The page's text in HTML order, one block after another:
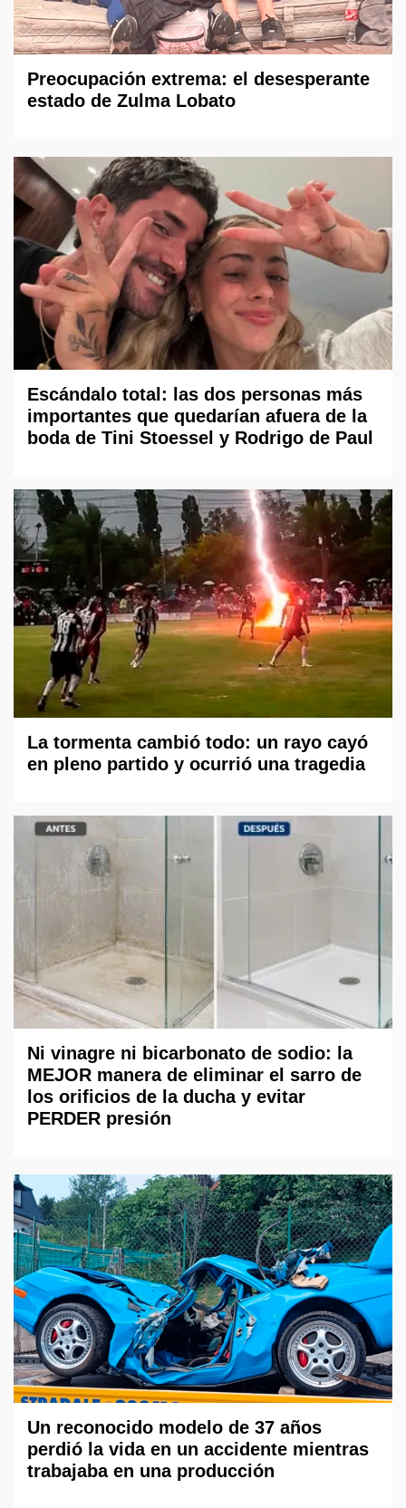
Preocupación extrema: el desesperante
estado de Zulma Lobato
Escándalo total: las dos personas más
importantes que quedarían afuera de la
boda de Tini Stoessel y Rodrigo de Paul
La tormenta cambió todo: un rayo cayó
en pleno partido y ocurrió una tragedia
Ni vinagre ni bicarbonato de sodio: la
MEJOR manera de eliminar el sarro de
los orificios de la ducha y evitar
PERDER presión
Un reconocido modelo de 37 años
perdió la vida en un accidente mientras
trabajaba en una producción